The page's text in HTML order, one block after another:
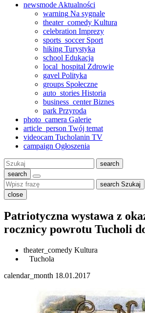
newsmode Aktualności
warning Na sygnale
theater_comedy Kultura
celebration Imprezy
sports_soccerSport
hiking Turystyka
school Edukacja
local_hospital Zdrowie
gavel Polityka
groups Społeczne
auto_stories Historia
business_centerBiznes
park Przyroda
photo_camera Galerie
article_person Twój temat
videocam Tucholanin TV
campaign Ogłoszenia
Szukaj:
search
search
search Szukaj
close
Patriotyczna wystawa z
rocznicy powrotu Tucholi
theater_comedy Kultura
Tuchola
calendar_month 18.01.2017